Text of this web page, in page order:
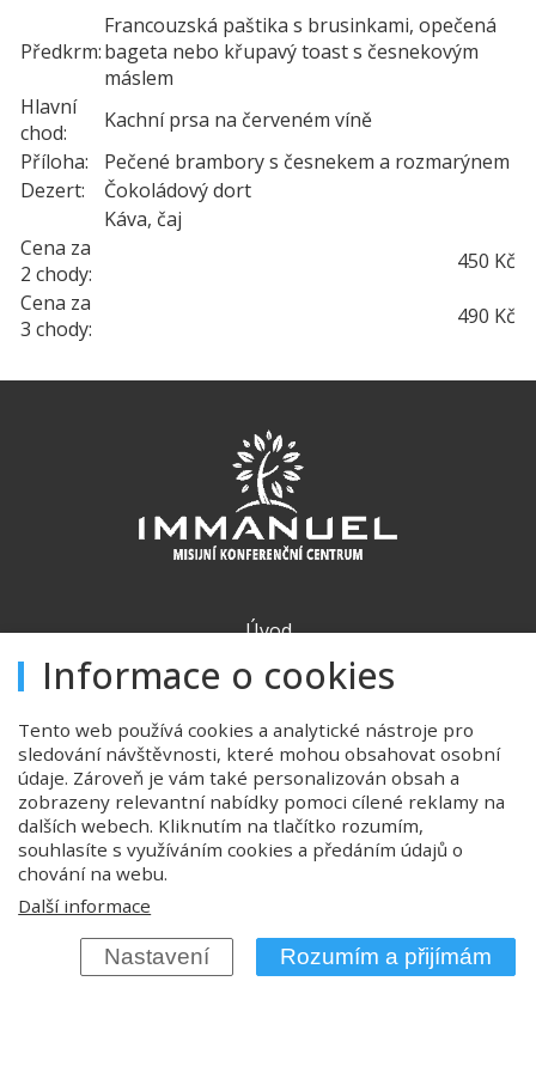
Předkrm:
Francouzská paštika s brusinkami, opečená
bageta nebo křupavý toast s česnekovým
máslem
Hlavní
chod:
Kachní prsa na červeném víně
Příloha:
Pečené brambory s česnekem a rozmarýnem
Dezert:
Čokoládový dort
Káva, čaj
Cena za
2 chody:
450 Kč
Cena za
3 chody:
490 Kč
Úvod
Ubytování
Stravování
Ceník
Důležité informace
Cookies
Kontakt
Informace o cookies
Tento web používá cookies a analytické nástroje pro
sledování návštěvnosti, které mohou obsahovat osobní
údaje. Zároveň je vám také personalizován obsah a
zobrazeny relevantní nabídky pomoci cílené reklamy na
dalších webech. Kliknutím na tlačítko rozumím,
souhlasíte s využíváním cookies a předáním údajů o
chování na webu.
Další informace
Nastavení Rozumím a přijímám